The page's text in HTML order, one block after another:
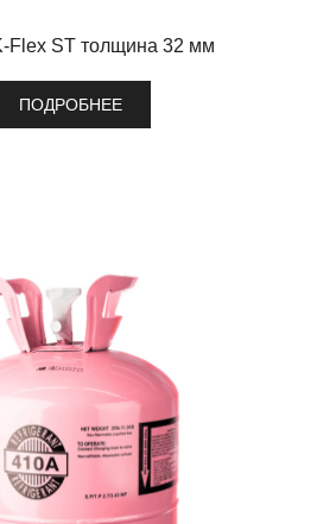
Flex ST толщина 32 мм
ПОДРОБНЕЕ